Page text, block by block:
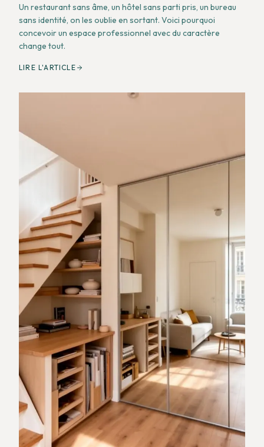
Un restaurant sans âme, un hôtel sans parti pris, un bureau
sans identité, on les oublie en sortant. Voici pourquoi
concevoir un espace professionnel avec du caractère
change tout.
LIRE L'ARTICLE